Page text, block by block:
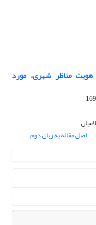
مناظر شهری، مورد
اصل مقاله به زبان دوم